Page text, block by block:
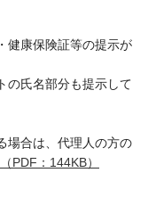
健康保険証等の提示が
の氏名部分も提示して
場合は、代理人の方の
PDF：144KB）